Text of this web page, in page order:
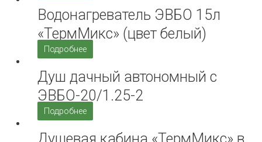
Водонагреватель ЭВБО 15л
«ТермМикс» (цвет белый)
Подробнее
Душ дачный автономный с
ЭВБО-20/1.25-2
Подробнее